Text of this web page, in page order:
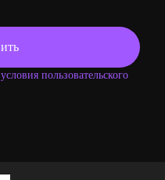
условия пользовательского